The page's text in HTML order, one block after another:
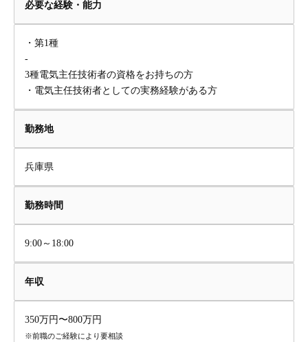
必要な経験・能力
・第1種
-
3種電気主任技術者の資格をお持ちの方
・電気主任技術者としての実務経験がある方
勤務地
兵庫県
勤務時間
9:00～18:00
年収
350万円〜800万円
※前職のご経験により要相談